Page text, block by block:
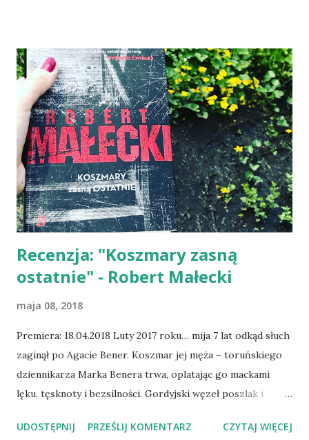
przy filigranowym rozmiarze 36 niż przy moim. Ale! Co ma
powiedzieć na te wydawałoby się prozaiczne kwestie
dziewczyna, która swoim wzrostem góruje nad większością
amerykańskiego społeczeństwa, mając niemal 190 cm
wzrostu i rozmiar buta dużo powyżej czterdziestki?
Dzięki młodzieżowej propozycji Joanne MacGregor pt. „Jej
wysokość P.” możemy poznać zwyczajne-niezwyczajne życie
Peyton, która boryka się z nastoletnimi frustracjami:
brakiem poczucia akceptacji oraz miłości, jak również z
problemami ...
Recenzja: "Koszmary zasną
ostatnie" - Robert Małecki
maja 08, 2018
Premiera: 18.04.2018 Luty 2017 roku… mija 7 lat odkąd słuch
zaginął po Agacie Bener. Koszmar jej męża – toruńskiego
dziennikarza Marka Benera trwa, oplatając go mackami
lęku, tęsknoty i bezsilności. Gordyjski węzeł poszlak i
Robert Małecki – w charakterystyczny dla siebie mocny i
UDOSTĘPNIJ PRZEŚLIJ KOMENTARZ CZYTAJ WIĘCEJ